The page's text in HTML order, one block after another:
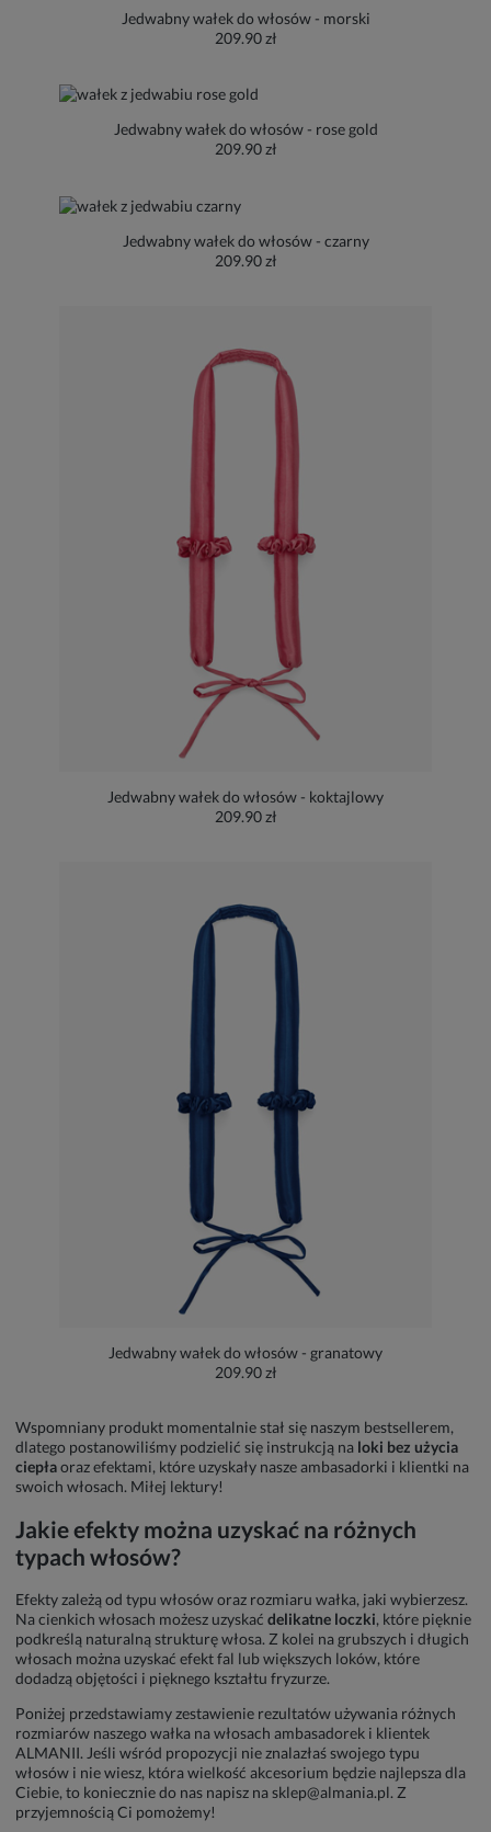
Jedwabny wałek do włosów - morski
209.90 zł
Jedwabny wałek do włosów - rose gold
209.90 zł
Jedwabny wałek do włosów - czarny
209.90 zł
Jedwabny wałek do włosów - koktajlowy
209.90 zł
Jedwabny wałek do włosów - granatowy
209.90 zł
Wspomniany produkt momentalnie stał się naszym bestsellerem,
dlatego postanowiliśmy podzielić się instrukcją na loki bez użycia
ciepłaoraz efektami, które uzyskały nasze ambasadorki i klientki na
swoich włosach. Miłej lektury!
Jakie efekty można uzyskać na różnych
typach włosów?
Efekty zależą od typu włosów oraz rozmiaru wałka, jaki wybierzesz.
Na cienkich włosach możesz uzyskać delikatne loczki, które pięknie
podkreślą naturalną strukturę włosa. Z kolei na grubszych i długich
włosach można uzyskać efekt fal lub większych loków, które
dodadzą objętości i pięknego kształtu fryzurze.
Poniżej przedstawiamy zestawienie rezultatów używania różnych
rozmiarów naszego wałka na włosach ambasadorek i klientek
ALMANII. Jeśli wśród propozycji nie znalazłaś swojego typu
włosów i nie wiesz, która wielkość akcesorium będzie najlepsza dla
Ciebie, to koniecznie do nas napisz na sklep@almania.pl. Z
przyjemnością Ci pomożemy!